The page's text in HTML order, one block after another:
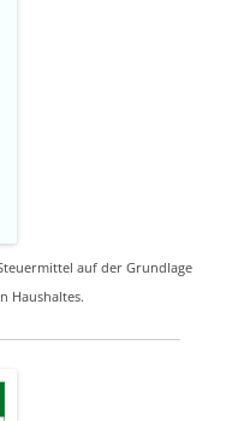
auf der Grundlage
Haushaltes.